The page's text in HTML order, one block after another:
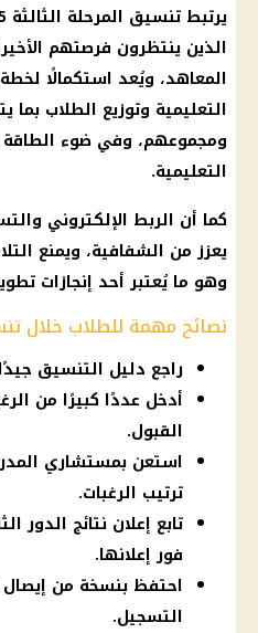
يرتبط تنسيق المرحلة الثالثة 2025
الذين ينتظرون فرصتهم
المعاهد، ويُعد استكمالًا
التعليمية وتوزيع الطلاب
ومجموعهم، وفي ضوء الطاقة
التعليمية.
كما أن الربط الإلكتروني
يعزز من الشفافية، ويمنع
وهو ما يُعتبر أحد إنجازات
نصائح مهمة للطلاب خلال
راجع دليل التنسيق
أدخل عددًا كبيرًا من
القبول.
استعن بمستشاري
ترتيب الرغبات.
تابع إعلان نتائج الدور
فور إعلانها.
احتفظ بنسخة من إيصال
التسجيل.